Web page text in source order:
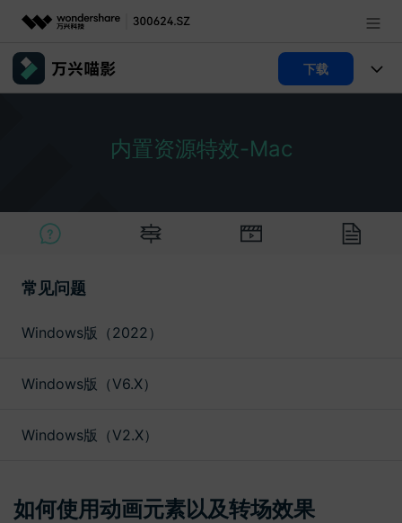
推荐产品
加入我们
帮助中心
下载
AI 文本转视频
AI 视频续写 NEW
声音
政企服务
专业创作人群
品牌合作故事
使用教程
文章资讯
其他
帮助中心
产品支持
内置资源特效-Mac
常见问题
Windows版（2022）
Windows版（V6.X）
Windows版（V2.X）
如何使用动画元素以及转场效果